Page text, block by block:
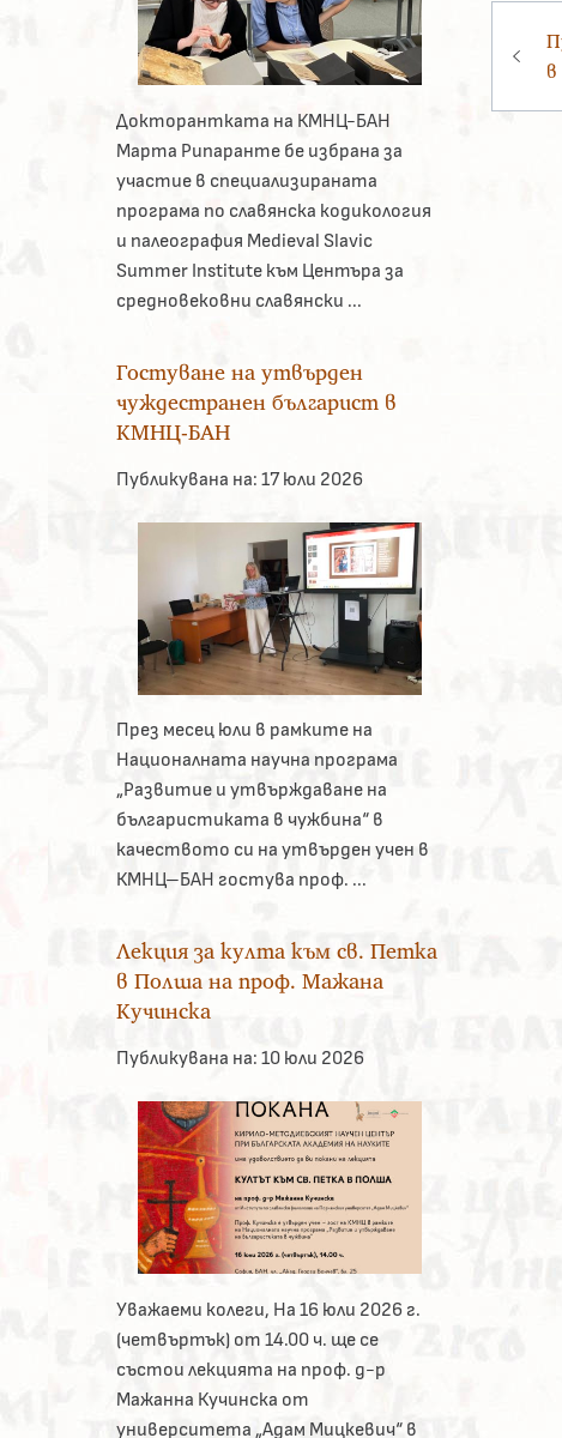
Докторантката на КМНЦ-БАН
Марта Рипаранте бе избрана за
участие в специализираната
програма по славянска кодикология
и палеография Medieval Slavic
Summer Institute към Центъра за
средновековни славянски ...
Гостуване на утвърден
чуждестранен българист в
КМНЦ-БАН
Публикувана на: 17 юли 2026
През месец юли в рамките на
Националната научна програма
„Развитие и утвърждаване на
българистиката в чужбина“ в
качеството си на утвърден учен в
КМНЦ–БАН гостува проф. ...
Лекция за култа към св. Петка
в Полша на проф. Мажана
Кучинска
Публикувана на: 10 юли 2026
Уважаеми колеги, На 16 юли 2026 г.
(четвъртък) от 14.00 ч. ще се
състои лекцията на проф. д-р
Мажанна Кучинска от
университета „Адам Мицкевич“ в